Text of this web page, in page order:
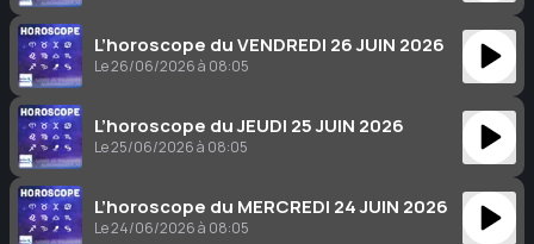
L’horoscope du VENDREDI 26 JUIN 2026
Le 26/06/2026 à 08:05
L’horoscope du JEUDI 25 JUIN 2026
Le 25/06/2026 à 08:05
L’horoscope du MERCREDI 24 JUIN 2026
Le 24/06/2026 à 08:05